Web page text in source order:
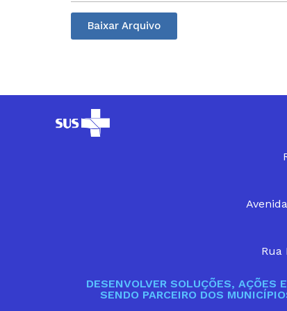
Baixar Arquivo
Rua
DESENVOLVER SOLUÇÕES, AÇÕES
SENDO PARCEIRO DOS